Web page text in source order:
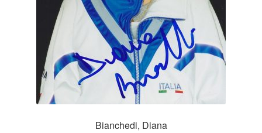
Bianchedi, Diana